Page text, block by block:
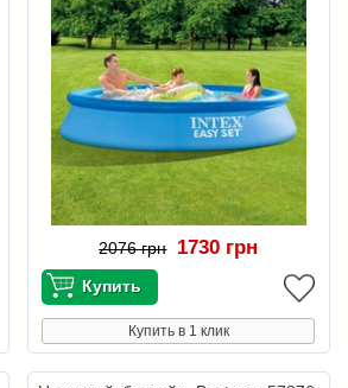
2076 грн 1730 грн
Купить в 1 клик